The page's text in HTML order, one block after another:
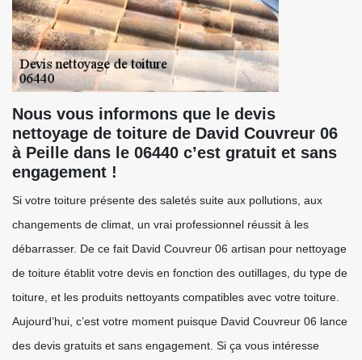
Nous vous informons que le devis
nettoyage de toiture de David Couvreur 06
à Peille dans le 06440 c’est gratuit et sans
engagement !
Si votre toiture présente des saletés suite aux pollutions, aux
changements de climat, un vrai professionnel réussit à les
débarrasser. De ce fait David Couvreur 06 artisan pour nettoyage
de toiture établit votre devis en fonction des outillages, du type de
toiture, et les produits nettoyants compatibles avec votre toiture.
Aujourd’hui, c’est votre moment puisque David Couvreur 06 lance
des devis gratuits et sans engagement. Si ça vous intéresse